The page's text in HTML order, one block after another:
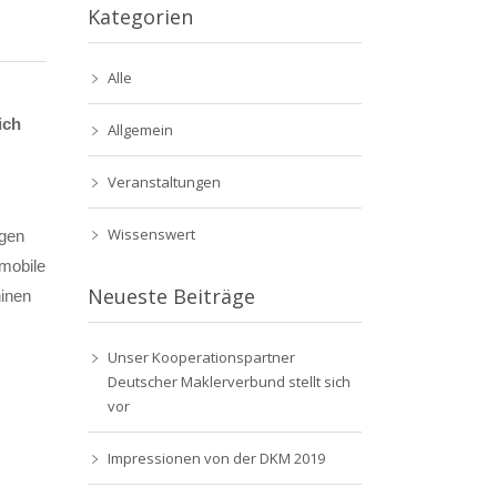
Kategorien
Alle
Allgemein
Veranstaltungen
Wissenswert
Neueste Beiträge
Unser Kooperationspartner
Deutscher Maklerverbund stellt sich
vor
Impressionen von der DKM 2019